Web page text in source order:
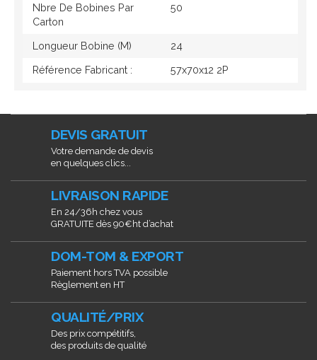
Nbre De Bobines Par
Carton
50
Longueur Bobine (M) 24
Référence Fabricant : 57x70x12 2P
DEVIS GRATUIT
Votre demande de devis
en quelques clics...
LIVRAISON RAPIDE
En 24/36h chez vous
GRATUITE dès 90€ht d’achat
DOM-TOM & EXPORT
Paiement hors TVA possible
Règlement en HT
QUALITÉ/PRIX
Des prix compétitifs,
des produits de qualité